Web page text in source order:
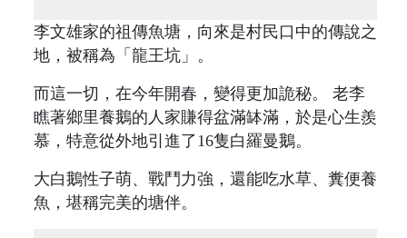
李文雄家的祖傳魚塘，向來是村民口中的傳說之
地，被稱為「龍王坑」。
而這一切，在今年開春，變得更加詭秘。 老李
瞧著鄉里養鵝的人家賺得盆滿缽滿，於是心生羨
慕，特意從外地引進了16隻白羅曼鵝。
大白鵝性子萌、戰鬥力強，還能吃水草、糞便養
魚，堪稱完美的塘伴。